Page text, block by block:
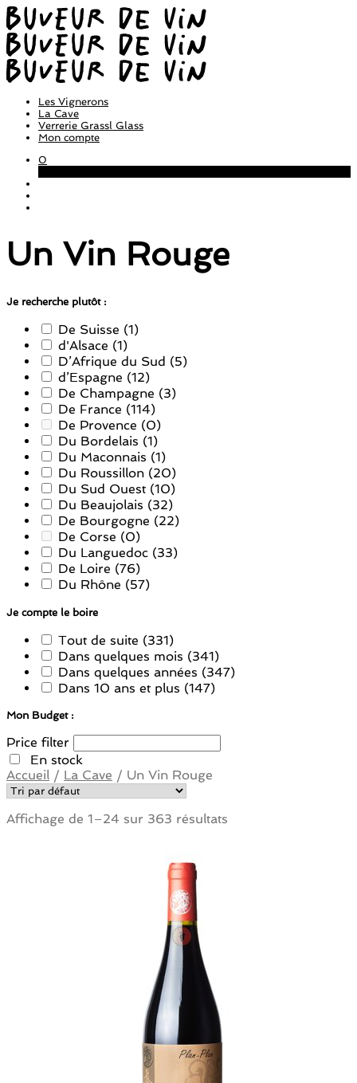
Les Vignerons
La Cave
Verrerie Grassl Glass
Mon compte
0
Un Vin Rouge
Je recherche plutôt :
De Suisse (1)
d'Alsace (1)
D’Afrique du Sud (5)
d’Espagne (12)
De Champagne (3)
De France (114)
De Provence (0)
Du Bordelais (1)
Du Maconnais (1)
Du Roussillon (20)
Du Sud Ouest (10)
Du Beaujolais (32)
De Bourgogne (22)
De Corse (0)
Du Languedoc (33)
De Loire (76)
Du Rhône (57)
Je compte le boire
Tout de suite (331)
Dans quelques mois (341)
Dans quelques années (347)
Dans 10 ans et plus (147)
Mon Budget :
Price filter
En stock
Accueil / La Cave / Un Vin Rouge
Affichage de 1–24 sur 363 résultats